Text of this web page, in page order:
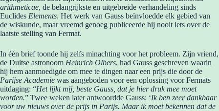
arithmeticae, de belangrijkste en uitgebreide verhandeling sinds
Euclides Elements. Het werk van Gauss beïnvloedde elk gebied van
de wiskunde, maar vreemd genoeg publiceerde hij nooit iets over de
laatste stelling van Fermat.
In één brief toonde hij zelfs minachting voor het probleem. Zijn vriend,
de Duitse astronoom Heinrich Olbers, had Gauss geschreven waarin
hij hem aanmoedigde om mee te dingen naar een prijs die door de
Parijse Academie was aangeboden voor een oplossing voor Fermats
uitdaging: “Het lijkt mij, beste Gauss, dat je hier druk mee moet
worden.” Twee weken later antwoordde Gauss: ‘Ik ben zeer dankbaar
voor uw nieuws over de prijs in Parijs. Maar ik moet bekennen dat de